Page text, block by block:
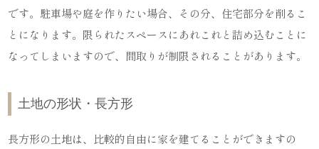
です。駐車場や庭を作りたい場合、その分、住宅部分を削るこ
とになります。限られたスペースにあれこれと詰め込むことに
なってしまいますので、間取りが制限されることがあります。
土地の形状・長方形
長方形の土地は、比較的自由に家を建てることができますの